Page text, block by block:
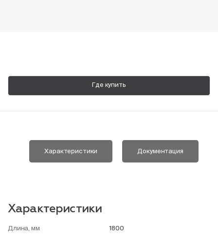
Где купить
Характеристики Документация
Характеристики
Длина, мм 1800